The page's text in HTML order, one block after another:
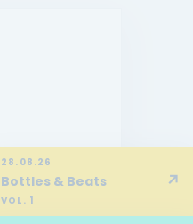
28.08.26
Bottles & Beats
VOL. 1
↗